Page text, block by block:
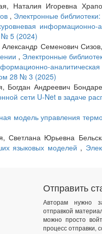
Наталия Игоревна
, Электронные
информационно-
№ 5 (2024)
Семенович
, Электронные
28 № 3 (2025)
Богдан Андреевич
сети U-Net в задаче
модель управления
Светлана Юрьевна
языковых моделей ,
Отправить
Авторам нужно
отправкой
можно просто
процесс отправки,